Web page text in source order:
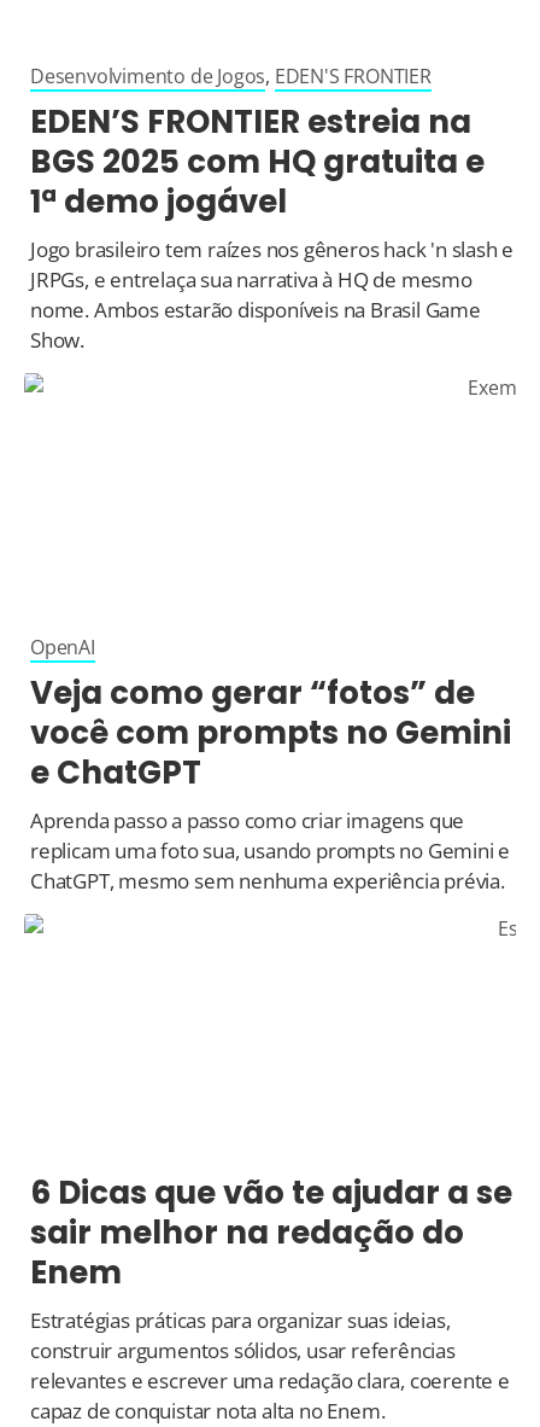
Desenvolvimento de Jogos, EDEN'S FRONTIER
EDEN’S FRONTIER estreia na
BGS 2025 com HQ gratuita e
1ª demo jogável
Jogo brasileiro tem raízes nos gêneros hack 'n slash e
JRPGs, e entrelaça sua narrativa à HQ de mesmo
nome. Ambos estarão disponíveis na Brasil Game
Show.
OpenAI
Veja como gerar “fotos” de
você com prompts no Gemini
e ChatGPT
Aprenda passo a passo como criar imagens que
replicam uma foto sua, usando prompts no Gemini e
ChatGPT, mesmo sem nenhuma experiência prévia.
6 Dicas que vão te ajudar a se
sair melhor na redação do
Enem
Estratégias práticas para organizar suas ideias,
construir argumentos sólidos, usar referências
relevantes e escrever uma redação clara, coerente e
capaz de conquistar nota alta no Enem.